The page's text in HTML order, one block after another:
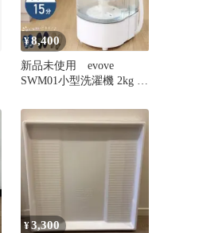
¥8,400
新品未使用 evove
SWM01小型洗濯機 2kg タ
¥3,300